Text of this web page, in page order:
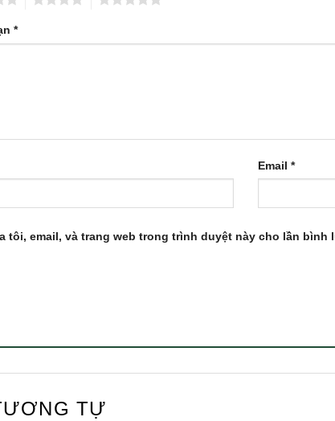
*
Email*
tôi, email, và trang web trong trình duyệt này cho lần bình
TỰ